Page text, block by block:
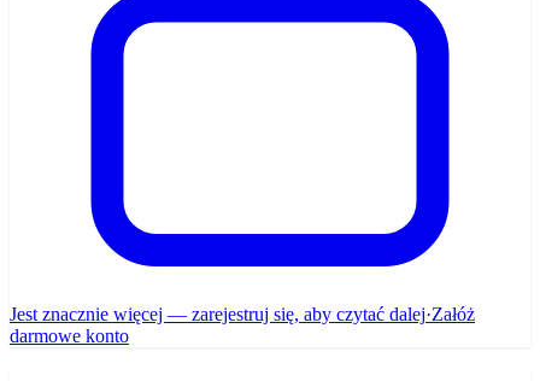
Jest znacznie więcej — zarejestruj się, aby czytać dalej·Załóż
darmowe konto